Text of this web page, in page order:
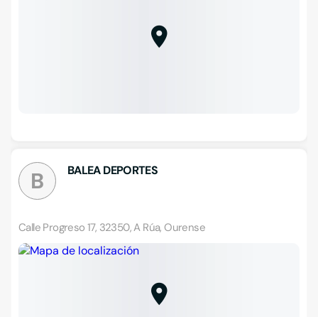
B BALEA DEPORTES
Calle Progreso 17, 32350, A Rúa, Ourense